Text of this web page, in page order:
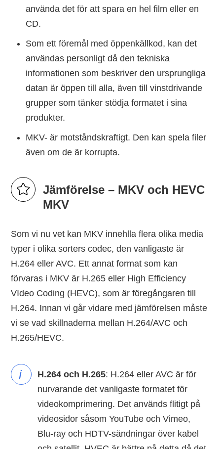
använda det för att spara en hel film eller en
CD.
Som ett föremål med öppenkällkod, kan det
användas personligt då den tekniska
informationen som beskriver den ursprungliga
datan är öppen till alla, även till vinstdrivande
grupper som tänker stödja formatet i sina
produkter.
MKV- är motståndskraftigt. Den kan spela filer
även om de är korrupta.
Jämförelse – MKV och HEVC
MKV
Som vi nu vet kan MKV innehlla flera olika media
typer i olika sorters codec, den vanligaste är
H.264 eller AVC. Ett annat format som kan
förvaras i MKV är H.265 eller High Efficiency
VIdeo Coding (HEVC), som är föregångaren till
H.264. Innan vi går vidare med jämförelsen måste
vi se vad skillnaderna mellan H.264/AVC och
H.265/HEVC.
i H.264 och H.265: H.264 eller AVC är för
nurvarande det vanligaste formatet för
videokomprimering. Det används flitigt på
videosidor såsom YouTube och Vimeo,
Blu-ray och HDTV-sändningar över kabel